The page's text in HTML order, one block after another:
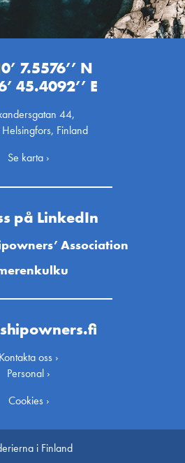
7.5576’’ N
45.4092’’ E
44,
Finland
Se karta ›
på LinkedIn
Association
Kontakta oss ›
Personal ›
Cookies ›
i Finland